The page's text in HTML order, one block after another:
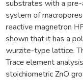
substrates with a
system of
reactive magnetron
shown that it has a
wurzite-type lattice.
Trace element
stoichiometric ZnO